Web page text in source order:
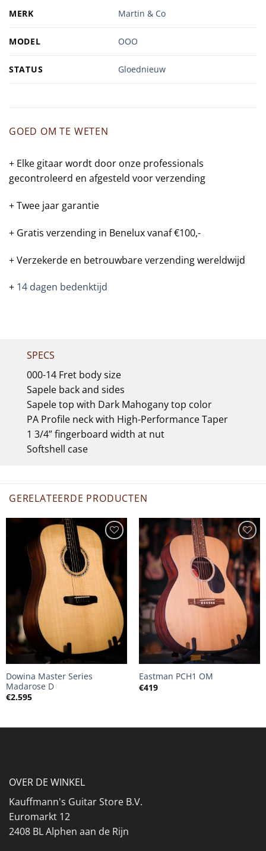
MERK Martin & Co
MODEL OOO
STATUS Gloednieuw
GOED OM TE WETEN
+ Elke gitaar wordt door onze professionals
gecontroleerd en afgesteld voor verzending
+ Twee jaar garantie
+ Gratis verzending in Benelux vanaf €100,-
+ Verzekerde en betrouwbare verzending wereldwijd
+ 14 dagen bedenktijd
SPECS
000-14 Fret body size
Sapele back and sides
Sapele top with Dark Mahogany top color
PA Profile neck with High-Performance Taper
1 3/4” fingerboard width at nut
Softshell case
GERELATEERDE PRODUCTEN
Dowina Master Series
Madarose D
€2.595
Eastman PCH1 OM
€419
OVER DE WINKEL
Kauffmann's Guitar Store B.V.
Euromarkt 12
2408 BL Alphen aan de Rijn